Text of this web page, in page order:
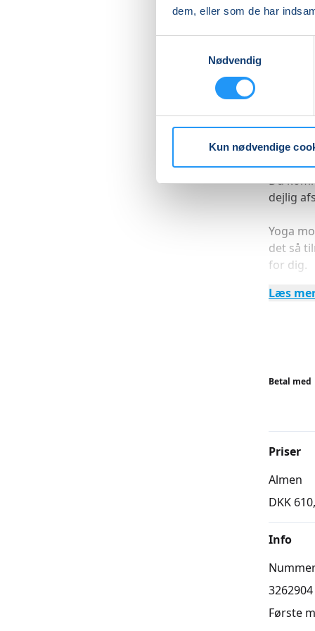
dem, eller som de har
Nødvendig
Kun nødvendige
at følge
nogle
Du
ekstra i
din
Du
dejlig
Yoga
det så
for dig.
dig midt
Vil du
Læs
Betal med
Priser
Almen
DKK
Info
3262904
Første